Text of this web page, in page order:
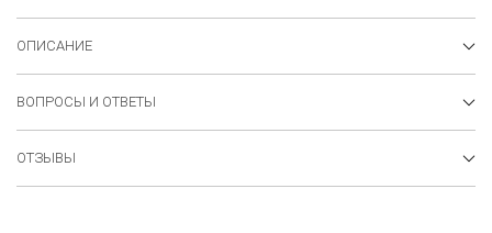
ОПИСАНИЕ
ВОПРОСЫ И ОТВЕТЫ
ОТЗЫВЫ